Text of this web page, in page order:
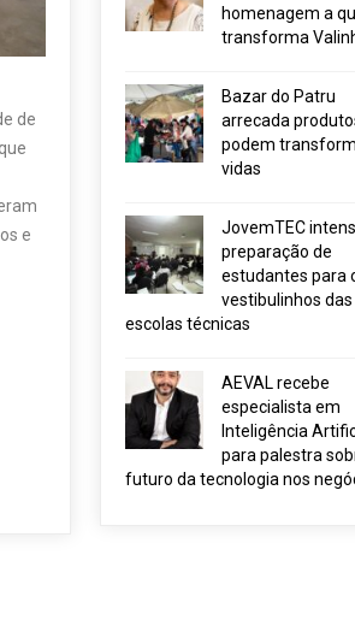
de
e
homenagem a
transforma
Bazar do Patru
arrecada
podem
vidas
JovemTEC
preparação de
estudantes para
vestibulinhos das
escolas técnicas
AEVAL recebe
especialista em
Inteligência
para palestra
futuro da tecnologia nos